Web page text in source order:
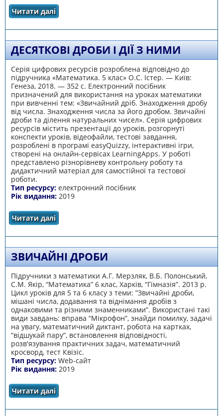
Читати даліпро Сюжетні задачі. Математика 5 клас
ДЕСЯТКОВІ ДРОБИ І ДІЇ З НИМИ
Серія цифрових ресурсів розроблена відповідно до
підручника «Математика. 5 клас» О.С. Істер. — Київ:
Генеза, 2018. — 352 с. Електронний посібник
призначений для використання на уроках математики
при вивченні тем: «Звичайний дріб. Знаходження дробу
від числа. Знаходження числа за його дробом. Звичайні
дроби та ділення натуральних чисел». Серія цифрових
ресурсів містить презентації до уроків, розгорнуті
конспекти уроків, відеофайли, тестові завдання,
розроблені в програмі easyQuizzy, інтерактивні ігри,
створені на онлайн-сервісах LearningApps. У роботі
представлено різнорівневу контрольну роботу та
дидактичний матеріал для самостійної та тестової
роботи.
Тип ресурсу: електронний посібник
Рік видання: 2019
Читати даліпро Десяткові дроби і дії з ними
ЗВИЧАЙНІ ДРОБИ
Підручники з математики А.Г. Мерзляк, В.Б. Полонський,
С.М. Якір, “Математика” 6 клас, Харків, “Гімназія”. 2013 р.
Цикл уроків для 5 та 6 класу з теми: ”Звичайні дроби,
мішані числа, додавання та віднімання дробів з
однаковими та різними знаменниками”. Використані такі
види завдань: вправа “Мікрофон”, знайди помилку, задачі
на увагу, математичний диктант, робота на картках,
“відшукай пару”, встановлення відповідності,
розв'язування практичних задач, математичний
кросворд, тест Квізіс.
Тип ресурсу: Web-сайт
Рік видання: 2019
Читати даліпро Звичайні дроби